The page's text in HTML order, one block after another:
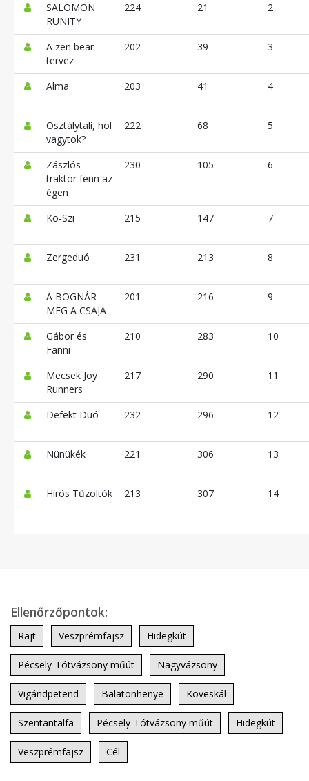
SALOMON
RUNITY
224 21 2
A zen bear
tervez
202 39 3
Alma 203 41 4
Osztálytali, hol
vagytok?
222 68 5
Zászlós
traktor fenn az
égen
230 105 6
Kö-Szi 215 147 7
Zergeduó 231 213 8
A BOGNÁR
MEG A CSAJA
201 216 9
Gábor és
Fanni
210 283 10
Mecsek Joy
Runners
217 290 11
Defekt Duó 232 296 12
Nünükék 221 306 13
Hírös Tűzoltók 213 307 14
Ellenőrzőpontok:
Rajt Veszprémfajsz Hidegkút
Pécsely-Tótvázsony műút Nagyvázsony
Vigándpetend Balatonhenye Köveskál
Szentantalfa Pécsely-Tótvázsony műút Hidegkút
Veszprémfajsz Cél